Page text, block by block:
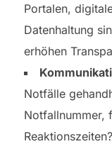
Portalen,
Datenhaltung
erhöhen
Notfälle
Notfallnummer,